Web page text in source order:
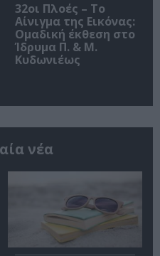
32οι Πλοές – Το
Αίνιγμα της Εικόνας:
Ομαδική έκθεση στο
Ίδρυμα Π. & Μ.
Κυδωνιέως
νέα